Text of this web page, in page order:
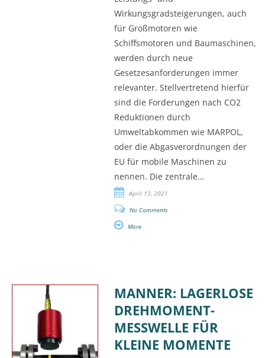
Wirkungsgradsteigerungen, auch
für Großmotoren wie
Schiffsmotoren und Baumaschinen,
werden durch neue
Gesetzesanforderungen immer
relevanter. Stellvertretend hierfür
sind die Forderungen nach CO2
Reduktionen durch
Umweltabkommen wie MARPOL,
oder die Abgasverordnungen der
EU für mobile Maschinen zu
nennen. Die zentrale…
April 13, 2021
No Comments
More
MANNER: LAGERLOSE
DREHMOMENT-
MESSWELLE FÜR
KLEINE MOMENTE